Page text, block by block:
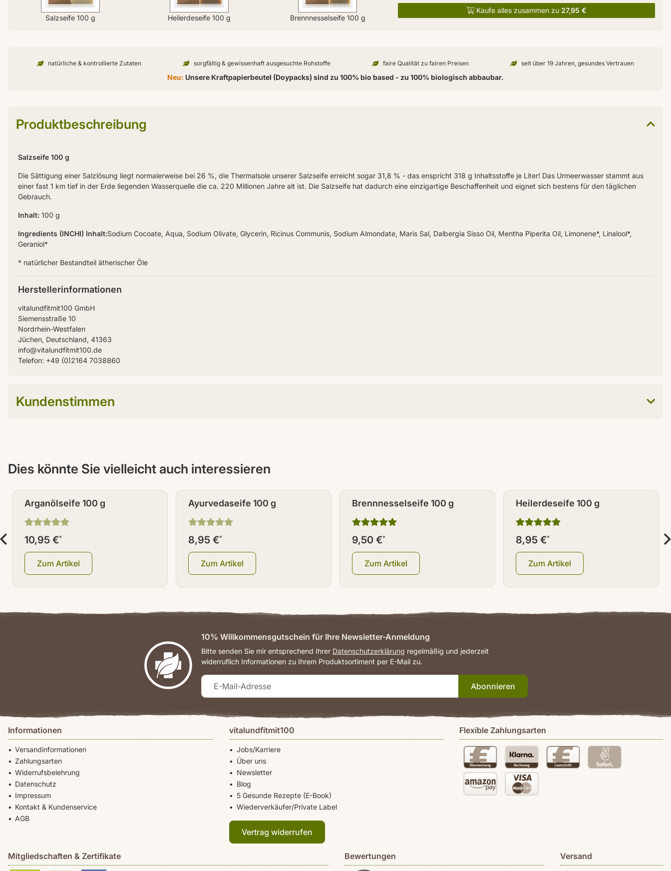
Salzseife 100 g Heilerdeseife 100 g Brennnesselseife 100 g
Kaufe alles zusammen zu 27,95 €
natürliche & kontrollierte Zutaten sorgfältig & gewissenhaft ausgesuchte Rohstoffe faire Qualität zu fairen Preisen seit über 19 Jahren, gesundes Vertrauen
Neu: Unsere Kraftpapierbeutel (Doypacks) sind zu 100% bio based - zu 100% biologisch abbaubar.
Produktbeschreibung
Salzseife 100 g
Die Sättigung einer Salzlösung liegt normalerweise bei 26 %, die Thermalsole unserer Salzseife erreicht sogar 31,8 % - das enspricht 318 g Inhaltsstoffe je Liter! Das Urmeerwasser stammt aus
einer fast 1 km tief in der Erde liegenden Wasserquelle die ca. 220 Millionen Jahre alt ist. Die Salzseife hat dadurch eine einzigartige Beschaffenheit und eignet sich bestens für den täglichen
Gebrauch.
Inhalt: 100 g
Ingredients (INCHI) Inhalt:Sodium Cocoate, Aqua, Sodium Olivate, Glycerin, Ricinus Communis, Sodium Almondate, Maris Sal, Dalbergia Sisso Oil, Mentha Piperita Oil, Limonene*, Linalool*,
Geraniol*
* natürlicher Bestandteil ätherischer Öle
Herstellerinformationen
vitalundfitmit100 GmbH
Siemensstraße 10
Nordrhein-Westfalen
Jüchen, Deutschland, 41363
info@vitalundfitmit100.de
Telefon: +49 (0)2164 7038860
Kundenstimmen
Dies könnte Sie vielleicht auch interessieren
Arganölseife 100 g
10,95 €*
Zum Artikel
Ayurvedaseife 100 g
8,95 €*
Zum Artikel
Brennnesselseife 100 g
9,50 €*
Zum Artikel
Heilerdeseife 100 g
8,95 €*
Zum Artikel
Informationen
Versandinformationen
Zahlungsarten
Widerrufsbelehrung
Datenschutz
Impressum
Kontakt & Kundenservice
AGB
vitalundfitmit100
Jobs/Karriere
Über uns
Newsletter
Blog
5 Gesunde Rezepte (E-Book)
Wiederverkäufer/Private Label
Vertrag widerrufen
Flexible Zahlungsarten
Mitgliedschaften & Zertifikate Bewertungen Versand
10% Willkommensgutschein für Ihre Newsletter-Anmeldung
Bitte senden Sie mir entsprechend Ihrer Datenschutzerklärung regelmäßig und jederzeit
widerruflich Informationen zu Ihrem Produktsortiment per E-Mail zu.
Abonnieren